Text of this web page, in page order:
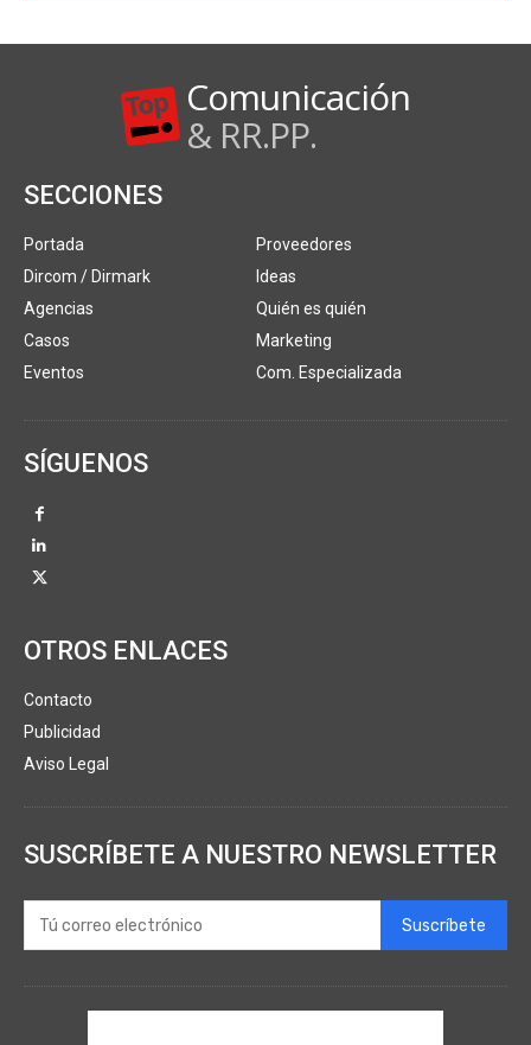
Comunicación
& RR.PP.
SECCIONES
Portada
Dircom / Dirmark
Agencias
Casos
Eventos
Proveedores
Ideas
Quién es quién
Marketing
Com. Especializada
SÍGUENOS
OTROS ENLACES
Contacto
Publicidad
Aviso Legal
SUSCRÍBETE A NUESTRO NEWSLETTER
Suscríbete